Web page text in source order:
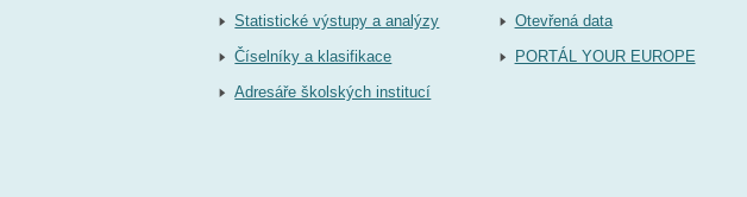
Statistické výstupy a analýzy
Číselníky a klasifikace
Adresáře školských institucí
Otevřená data
PORTÁL YOUR EUROPE